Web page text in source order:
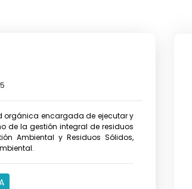
orgánica encargada de ejecutar y
de la gestión integral de residuos
Ambiental y Residuos Sólidos,